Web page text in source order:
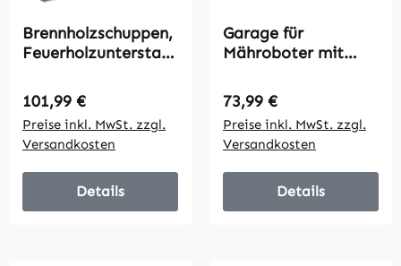
Brennholzschuppen,
Feuerholzunterstan
Boden, Schrägdach,
213 x 66,5 x 150 cm,
Grün
Regulärer Preis:
101,99 €
Preise inkl. MwSt. zzgl.
Versandkosten
Details
Garage für
Mähroboter mit
Robuste Garage aus
galvanisiertem
Stahl, Schwarz
Regulärer Preis:
73,99 €
Preise inkl. MwSt. zzgl.
Versandkosten
Details